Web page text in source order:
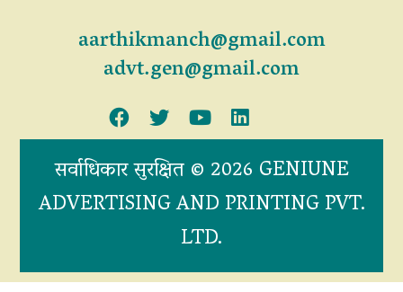
aarthikmanch@gmail.com
advt.gen@gmail.com
सर्वाधिकार सुरक्षित © 2026 GENIUNE
ADVERTISING AND PRINTING PVT.
LTD.